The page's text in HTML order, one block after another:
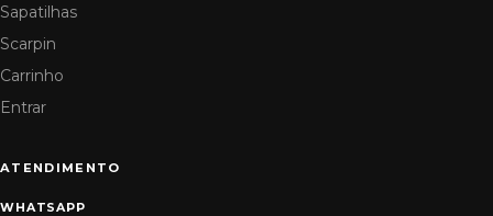
Sapatilhas
Scarpin
Carrinho
Entrar
ATENDIMENTO
WHATSAPP